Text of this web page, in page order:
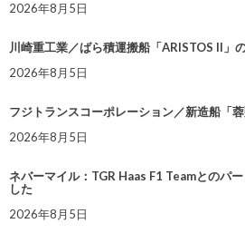
2026年8月5日
川崎重工業／ばら積運搬船「ARISTOS II」
2026年8月5日
フジトランスコーポレーション／新造船「
2026年8月5日
ネバーマイル：TGR Haas F1 Teamとのパ
した
2026年8月5日